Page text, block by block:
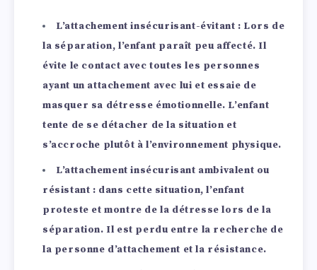
L’attachement insécurisant-évitant : Lors de
la séparation, l’enfant paraît peu affecté. Il
évite le contact avec toutes les personnes
ayant un attachement avec lui et essaie de
masquer sa détresse émotionnelle. L’enfant
tente de se détacher de la situation et
s’accroche plutôt à l’environnement physique.
L’attachement insécurisant ambivalent ou
résistant : dans cette situation, l’enfant
proteste et montre de la détresse lors de la
séparation. Il est perdu entre la recherche de
la personne d’attachement et la résistance.